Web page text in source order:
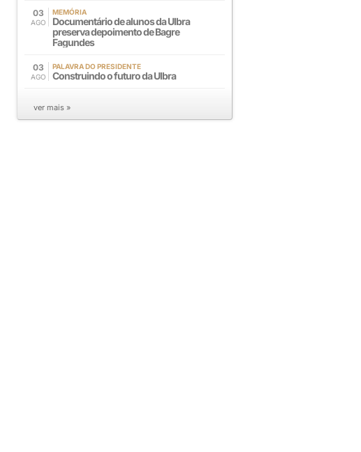
03
AGO
MEMÓRIA
Documentário de alunos da Ulbra
preserva depoimento de Bagre
Fagundes
03
AGO
PALAVRA DO PRESIDENTE
Construindo o futuro da Ulbra
ver mais »